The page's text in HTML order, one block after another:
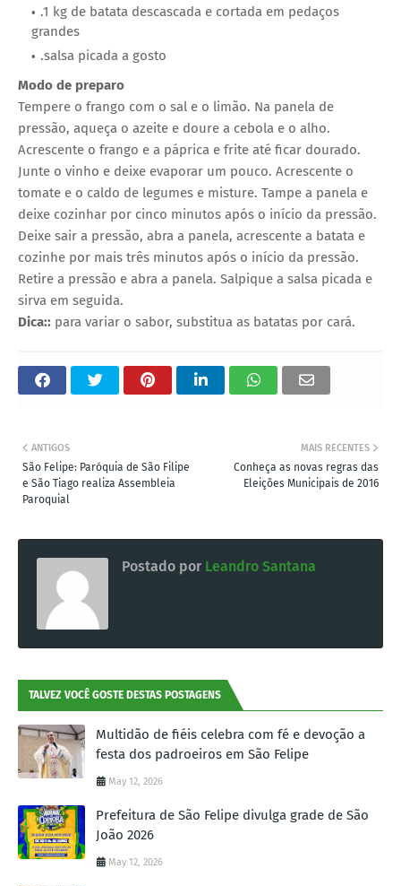
.1 kg de batata descascada e cortada em pedaços
grandes
.salsa picada a gosto
Modo de preparo
Tempere o frango com o sal e o limão. Na panela de
pressão, aqueça o azeite e doure a cebola e o alho.
Acrescente o frango e a páprica e frite até ficar dourado.
Junte o vinho e deixe evaporar um pouco. Acrescente o
tomate e o caldo de legumes e misture. Tampe a panela e
deixe cozinhar por cinco minutos após o início da pressão.
Deixe sair a pressão, abra a panela, acrescente a batata e
cozinhe por mais três minutos após o início da pressão.
Retire a pressão e abra a panela. Salpique a salsa picada e
sirva em seguida.
Dica:: para variar o sabor, substitua as batatas por cará.
MAIS RECENTES
Conheça as novas regras das
Eleições Municipais de 2016
ANTIGOS
São Felipe: Paróquia de São Filipe
e São Tiago realiza Assembleia
Paroquial
Postado por Leandro Santana
TALVEZ VOCÊ GOSTE DESTAS POSTAGENS
Multidão de fiéis celebra com fé e devoção a
festa dos padroeiros em São Felipe
May 12, 2026
Prefeitura de São Felipe divulga grade de São
João 2026
May 12, 2026